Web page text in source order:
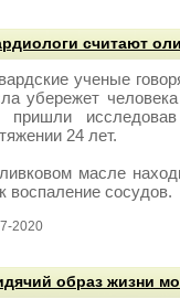
считают
ученые
убережет
пришли
24 лет.
масле
воспаление сосудов.
2020
образ жизни